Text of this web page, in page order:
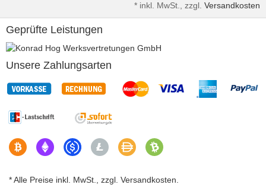
* inkl. MwSt., zzgl. Versandkosten
Geprüfte Leistungen
Unsere Zahlungsarten
* Alle Preise inkl. MwSt., zzgl. Versandkosten.